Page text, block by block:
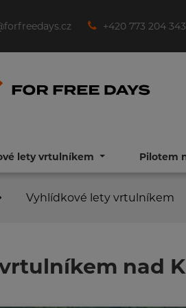
+420 773 204 343
lety vrtulníkem Pilotem
Vyhlídkové lety vrtulníkem
nad